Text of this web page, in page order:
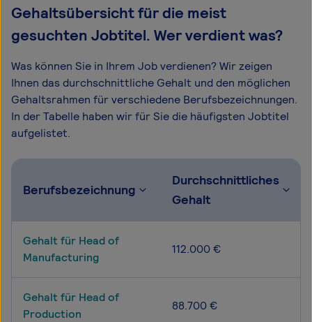
Gehaltsübersicht für die meist
gesuchten Jobtitel. Wer verdient was?
Was können Sie in Ihrem Job verdienen? Wir zeigen
Ihnen das durchschnittliche Gehalt und den möglichen
Gehaltsrahmen für verschiedene Berufsbezeichnungen.
In der Tabelle haben wir für Sie die häufigsten Jobtitel
aufgelistet.
Berufsbezeichnung
Durchschnittliches
Gehalt
Gehalt für Head of
Manufacturing
112.000 €
Gehalt für Head of
Production
88.700 €